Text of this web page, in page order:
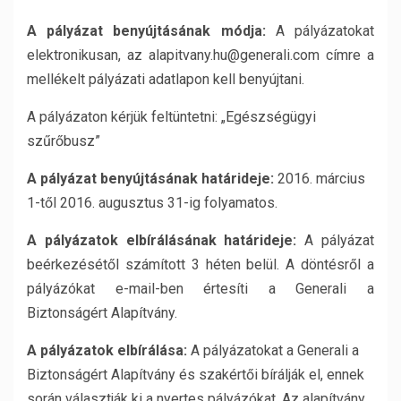
A pályázat benyújtásának módja: A pályázatokat
elektronikusan, az alapitvany.hu@generali.com címre a
mellékelt pályázati adatlapon kell benyújtani.
A pályázaton kérjük feltüntetni: „Egészségügyi
szűrőbusz”
A pályázat benyújtásának határideje: 2016. március
1-től 2016. augusztus 31-ig folyamatos.
A pályázatok elbírálásának határideje:A pályázat
beérkezésétől számított 3 héten belül. A döntésről a
pályázókat e-mail-ben értesíti a Generali a
Biztonságért Alapítvány.
A pályázatok elbírálása: A pályázatokat a Generali a
Biztonságért Alapítvány és szakértői bírálják el, ennek